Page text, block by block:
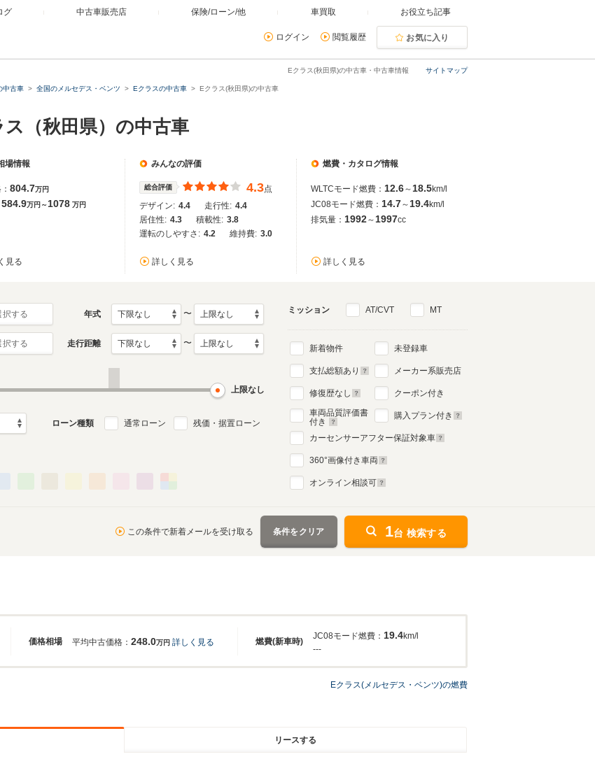
グ 中古車販売店 保険/ローン/他 車買取 お役立ち記事
ログイン 閲覧履歴 お気に入り
サイトマップ
Eクラス(秋田県)の中古車・中古車情報
中古車 全国のメルセデス・ベンツ Eクラスの中古車 Eクラス(秋田県)の中古車
（秋田県）の中古車
場情報
804.7万円
584.9万円～1078 万円
見る
みんなの評価
総合評価 4.3点
デザイン: 4.4 走行性: 4.4
居住性: 4.3 積載性: 3.8
運転のしやすさ: 4.2 維持費: 3.0
詳しく見る
燃費・カタログ情報
WLTCモード燃費： 12.6～ 18.5km/l
JC08モード燃費： 14.7～ 19.4km/l
排気量： 1992～ 1997cc
詳しく見る
生産モデル
1995年10月～2002年5月
択する 年式 〜
択する 走行距離 〜
上限なし
ローン種類 通常ローン 残価・据置ローン
ミッション AT/CVT MT
新着物件
支払総額あり
修復歴なし
車両品質評価書
付き
未登録車
メーカー系販売店
クーポン付き
購入プラン付き
カーセンサーアフター保証対象車
360°画像付き車両
オンライン相談可
この条件で新着メールを受け取る 条件をクリア 1台 検索する
価格相場 燃費(新車時)
平均中古価格： 248.0万円 詳しく見る
JC08モード燃費： 19.4km/l
---
Eクラス(メルセデス・ベンツ)の燃費
リースする